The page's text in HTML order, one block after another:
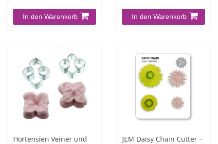
In den Warenkorb In den Warenkorb
Hortensien Veiner und
JEM Daisy Chain Cutter –